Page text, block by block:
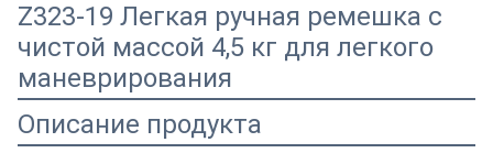
Z323-19 Легкая ручная ремешка с
чистой массой 4,5 кг для легкого
маневрирования
Описание продукта